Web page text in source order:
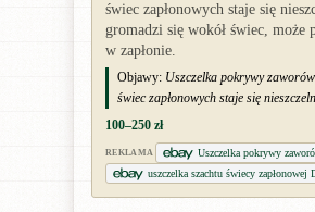
świec zapłonowych staje się
gromadzi się wokół świec, może
w zapłonie.
Objawy: Uszczelka pokrywy
świec zapłonowych staje się
100–250 zł
REKLAMA
Uszczelka pokrywy
uszczelka szachtu świecy zapłonowej